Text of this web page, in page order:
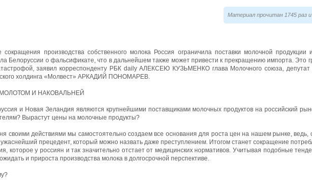
Материал прочитан 1745 раз и
производства собственного молока Россия ограничила поставки молочной
Белоруссии о фальсификате, что в дальнейшем также может привести к прекращению импорта. Это
заявил корреспонденту РБК daily АЛЕКСЕЮ КУЗЬМЕНКО глава Молочного союза, депутат
холдинга «Молвест» АРКАДИЙ ПОНОМАРЕВ.
И НАКОВАЛЬНЕЙ
и Новая Зеландия являются крупнейшими поставщиками молочных продуктов на российский
Вырастут цены на молочные продукты?
своими действиями мы самостоятельно создаем все основания для роста цен на нашем рынке, ведь,
прецедент, который можно назвать даже преступлением. Итогом станет сокращение
которое у россиян и так значительно отстает от медицинских нормативов. Учитывая подобные
и прироста производства молока в долгосрочной перспективе.